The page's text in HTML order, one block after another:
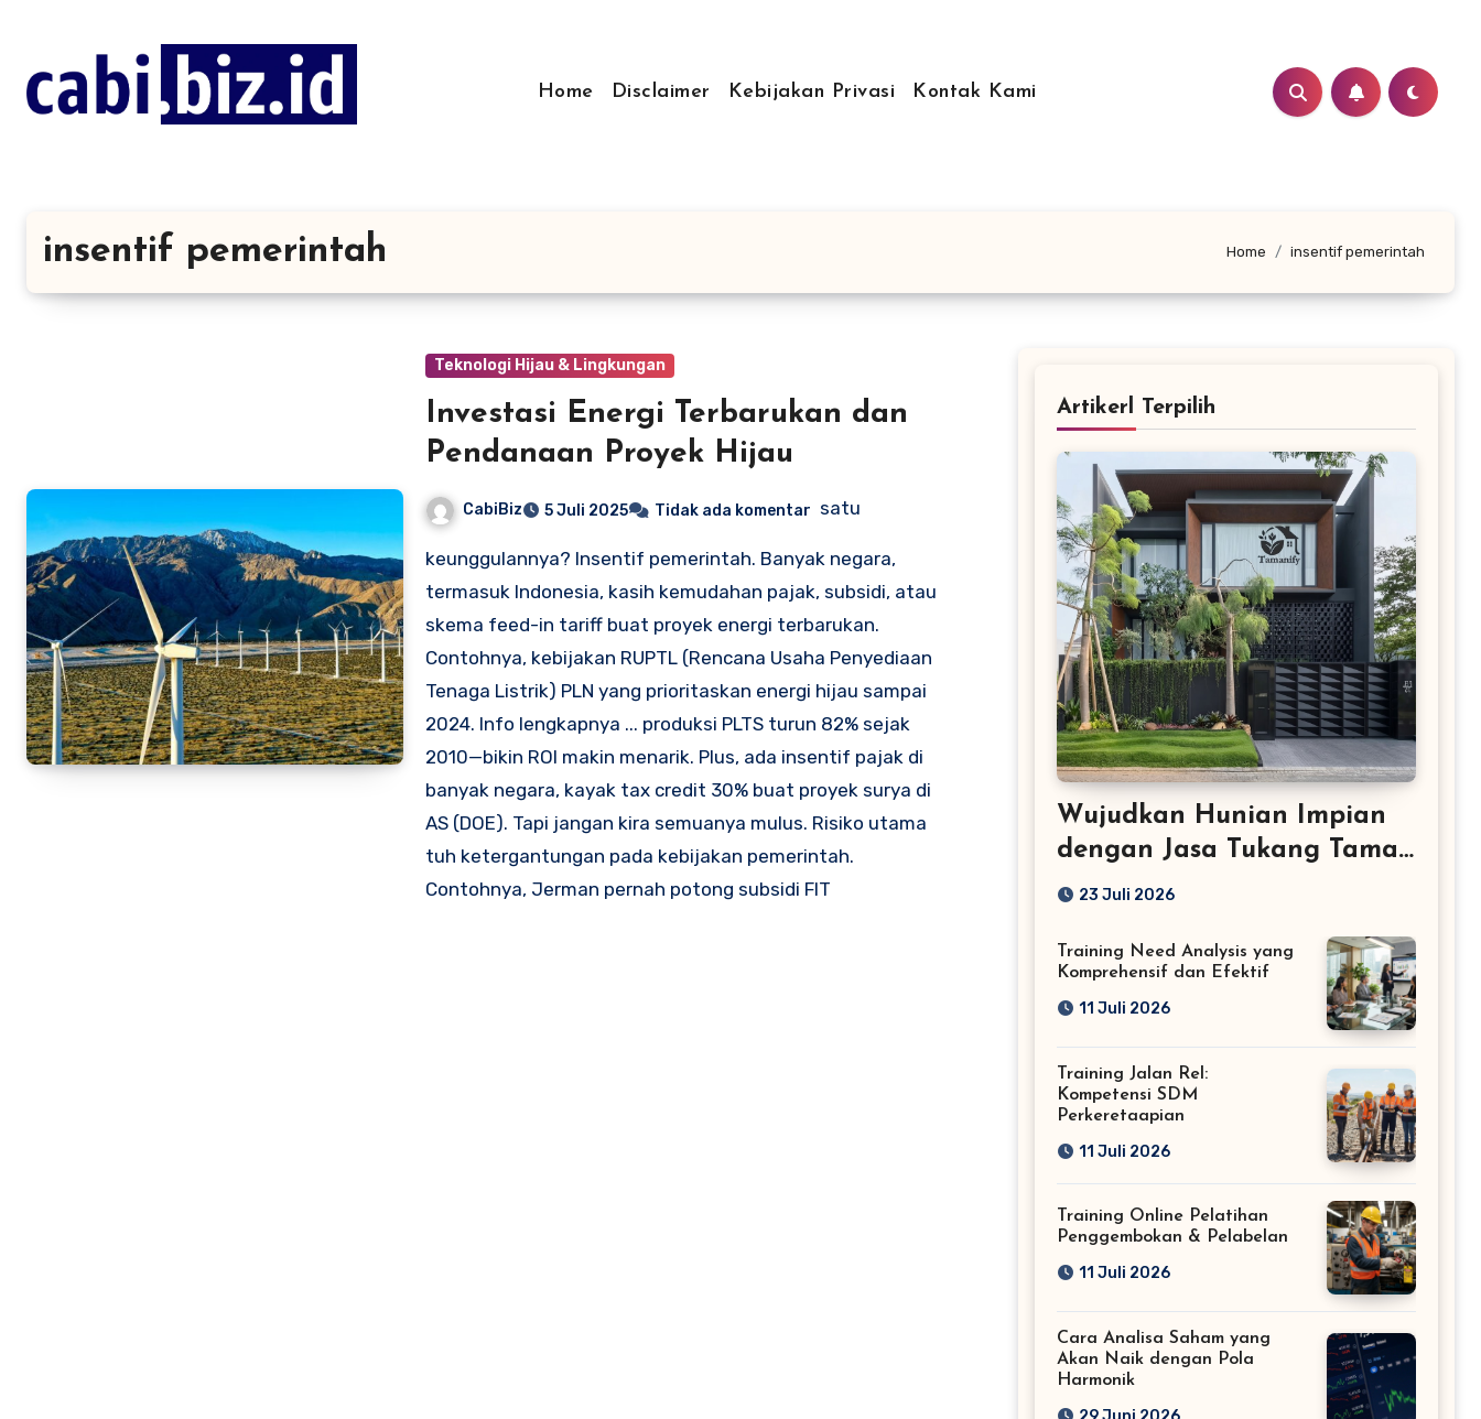
konten
Home
Disclaimer Kebijakan Privasi Kontak Kami
insentif pemerintah Home insentif pemerintah
Teknologi Hijau & Lingkungan
Investasi Energi Terbarukan dan
Pendanaan Proyek Hijau
CabiBiz 5 Juli 2025 Tidak ada komentar satu
keunggulannya? Insentif pemerintah. Banyak negara,
termasuk Indonesia, kasih kemudahan pajak, subsidi, atau
skema feed-in tariff buat proyek energi terbarukan.
Contohnya, kebijakan RUPTL (Rencana Usaha Penyediaan
Tenaga Listrik) PLN yang prioritaskan energi hijau sampai
2024. Info lengkapnya ... produksi PLTS turun 82% sejak
2010—bikin ROI makin menarik. Plus, ada insentif pajak di
banyak negara, kayak tax credit 30% buat proyek surya di
AS (DOE). Tapi jangan kira semuanya mulus. Risiko utama
tuh ketergantungan pada kebijakan pemerintah.
Contohnya, Jerman pernah potong subsidi FIT
Artikerl Terpilih
Wujudkan Hunian Impian
dengan Jasa Tukang Taman
Profesional
23 Juli 2026
Training Need Analysis yang
Komprehensif dan Efektif
11 Juli 2026
Training Jalan Rel:
Kompetensi SDM
Perkeretaapian
11 Juli 2026
Training Online Pelatihan
Penggembokan & Pelabelan
11 Juli 2026
Cara Analisa Saham yang
Akan Naik dengan Pola
Harmonik